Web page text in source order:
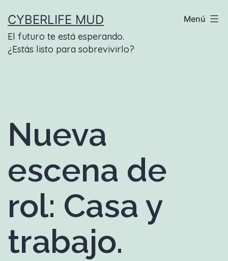
contenido
CYBERLIFE MUD
El futuro te está esperando.
¿Estás listo para sobrevivirlo?
Menú
Nueva
escena de
rol: Casa y
trabajo.